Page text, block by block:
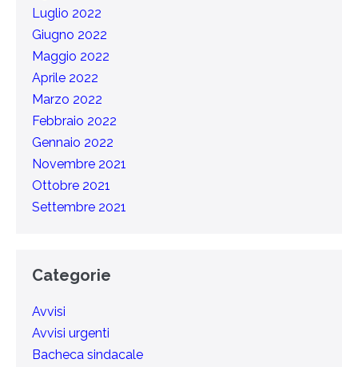
Luglio 2022
Giugno 2022
Maggio 2022
Aprile 2022
Marzo 2022
Febbraio 2022
Gennaio 2022
Novembre 2021
Ottobre 2021
Settembre 2021
Categorie
Avvisi
Avvisi urgenti
Bacheca sindacale